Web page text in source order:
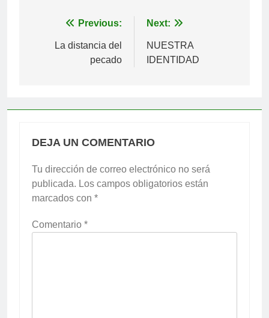
Navegación
Previous:
La distancia del
pecado
Next:
NUESTRA
IDENTIDAD
DEJA UN COMENTARIO
Tu dirección de correo electrónico no será
publicada. Los campos obligatorios están
marcados con *
Comentario *